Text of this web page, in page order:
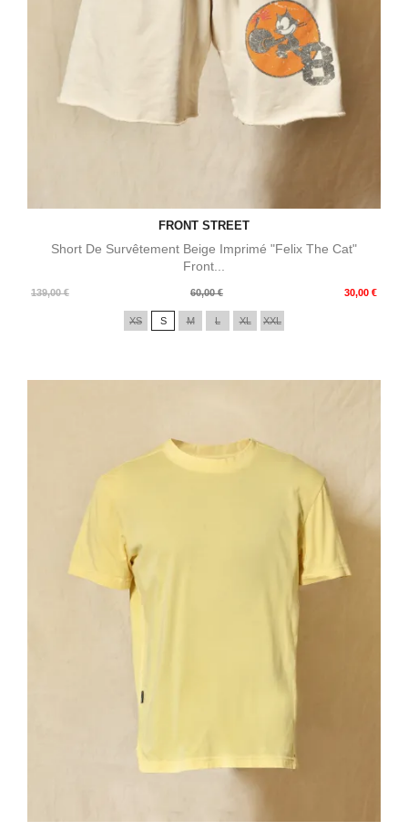
FRONT STREET
Short De Survêtement Beige Imprimé "Felix The Cat"
Front...
139,00 €
Prix
60,00 € 30,00 €
Prix
XS S M L XL XXL